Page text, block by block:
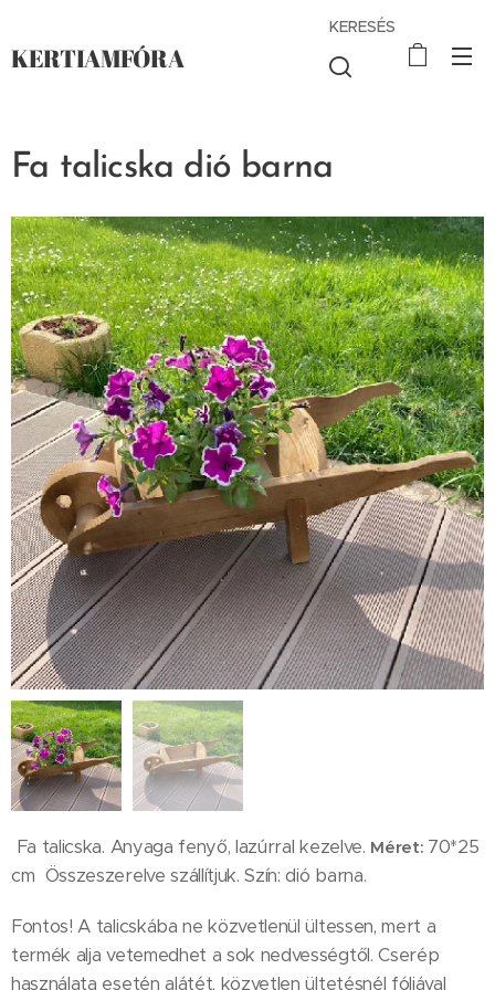
KERTIAMFÓRA
KERESÉS
Fa talicska dió barna
Fa talicska. Anyaga fenyő, lazúrral kezelve. Méret: 70*25
cm Összeszerelve szállítjuk. Szín: dió barna.
Fontos! A talicskába ne közvetlenül ültessen, mert a
termék alja vetemedhet a sok nedvességtől. Cserép
használata esetén alátét, közvetlen ültetésnél fóliával